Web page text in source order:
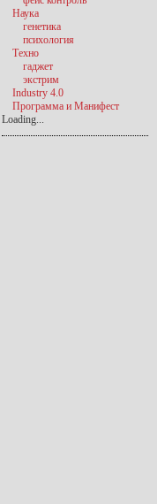
Наука
генетика
психология
Техно
гаджет
экстрим
Industry 4.0
Программа и Манифест
Loading...